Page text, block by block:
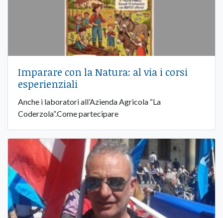
Imparare con la Natura: al via i corsi
esperienziali
Anche i laboratori all’Azienda Agricola “La
Coderzola”.Come partecipare